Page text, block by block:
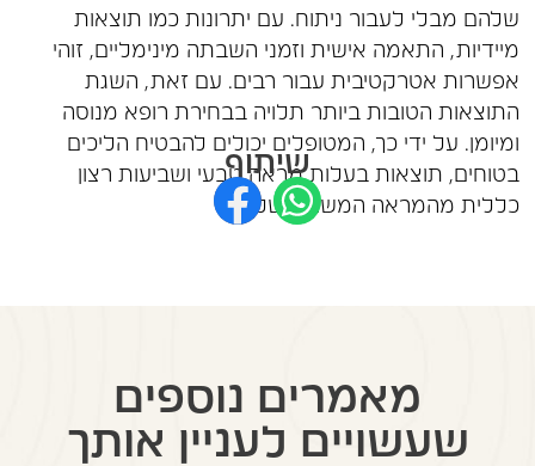
שלהם מבלי לעבור ניתוח. עם יתרונות כמו תוצאות
מיידיות, התאמה אישית וזמני השבתה מינימליים, זוהי
אפשרות אטרקטיבית עבור רבים. עם זאת, השגת
התוצאות הטובות ביותר תלויה בבחירת רופא מנוסה
ומיומן. על ידי כך, המטופלים יכולים להבטיח הליכים
בטוחים, תוצאות בעלות מראה טבעי ושביעות רצון
כללית מהמראה המשופר שלהם.
שיתוף
מאמרים נוספים
שעשויים לעניין אותך